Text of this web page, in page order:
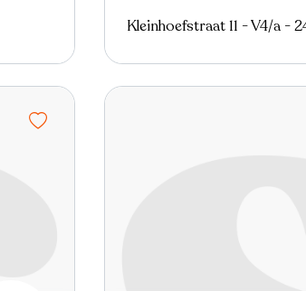
Kleinhoefstraat 11 - V4/a -